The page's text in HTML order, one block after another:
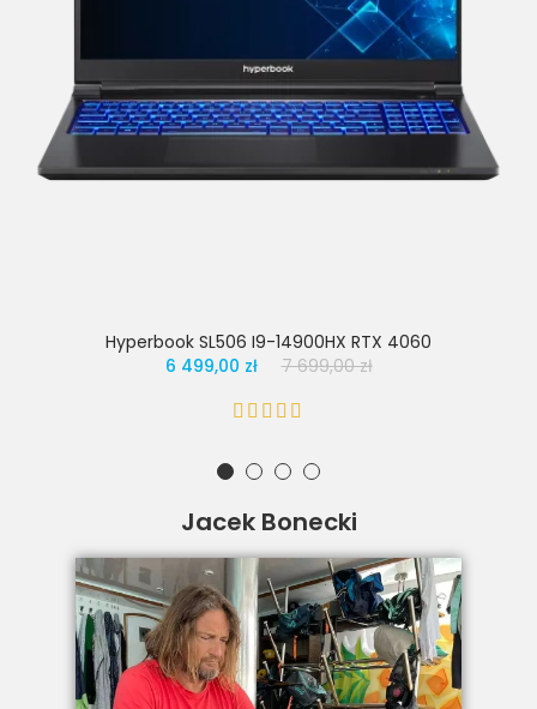
Hyperbook SL506 I9-14900HX RTX 4060
6 499,00 zł
7 699,00 zł
Jacek Bonecki